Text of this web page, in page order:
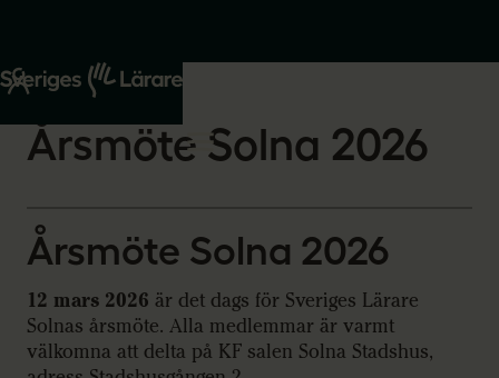
Start
Om oss
2026-02-23
Årsmöte Solna 2026
Årsmöte Solna 2026
12 mars 2026 är det dags för Sveriges Lärare
Solnas årsmöte. Alla medlemmar är varmt
välkomna att delta på KF salen Solna Stadshus,